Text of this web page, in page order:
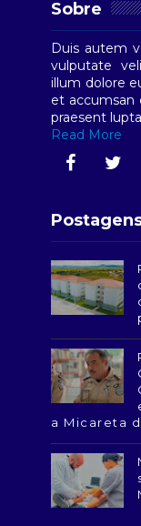
Sobre
Duis autem
vulputate
illum dolore
et accumsan
praesent
Read More
a Micareta